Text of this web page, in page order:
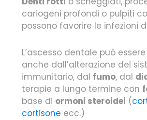
cariogeni profondi o pulpiti
possono favorire le infezioni
L’ascesso dentale può
anche dall’alterazione del
immunitario, dal fumo, dal
terapie a lungo termine con
base di ormoni steroidei (
cortisone ecc.)